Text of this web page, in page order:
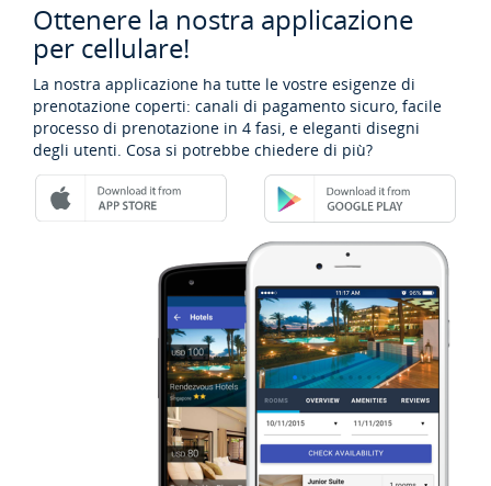
Ottenere la nostra applicazione
per cellulare!
La nostra applicazione ha tutte le vostre esigenze di
prenotazione coperti: canali di pagamento sicuro, facile
processo di prenotazione in 4 fasi, e eleganti disegni
degli utenti. Cosa si potrebbe chiedere di più?